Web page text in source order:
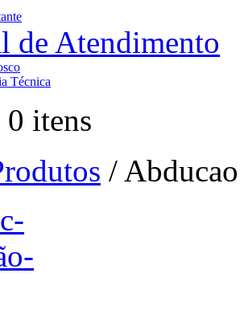
de Atendimento
Técnica
itens
/ Abducao